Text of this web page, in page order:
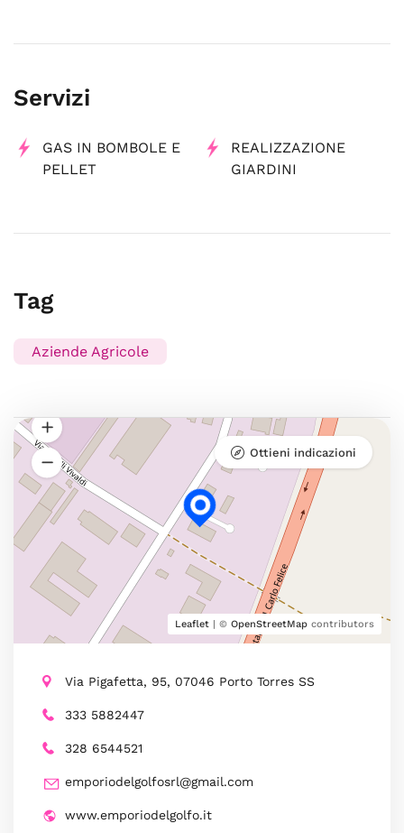
Servizi
GAS IN BOMBOLE E
PELLET
REALIZZAZIONE
GIARDINI
Tag
Aziende Agricole
Leaflet | © OpenStreetMap contributors
Ottieni indicazioni
Via Pigafetta, 95, 07046 Porto Torres SS
333 5882447
328 6544521
emporiodelgolfosrl@gmail.com
www.emporiodelgolfo.it